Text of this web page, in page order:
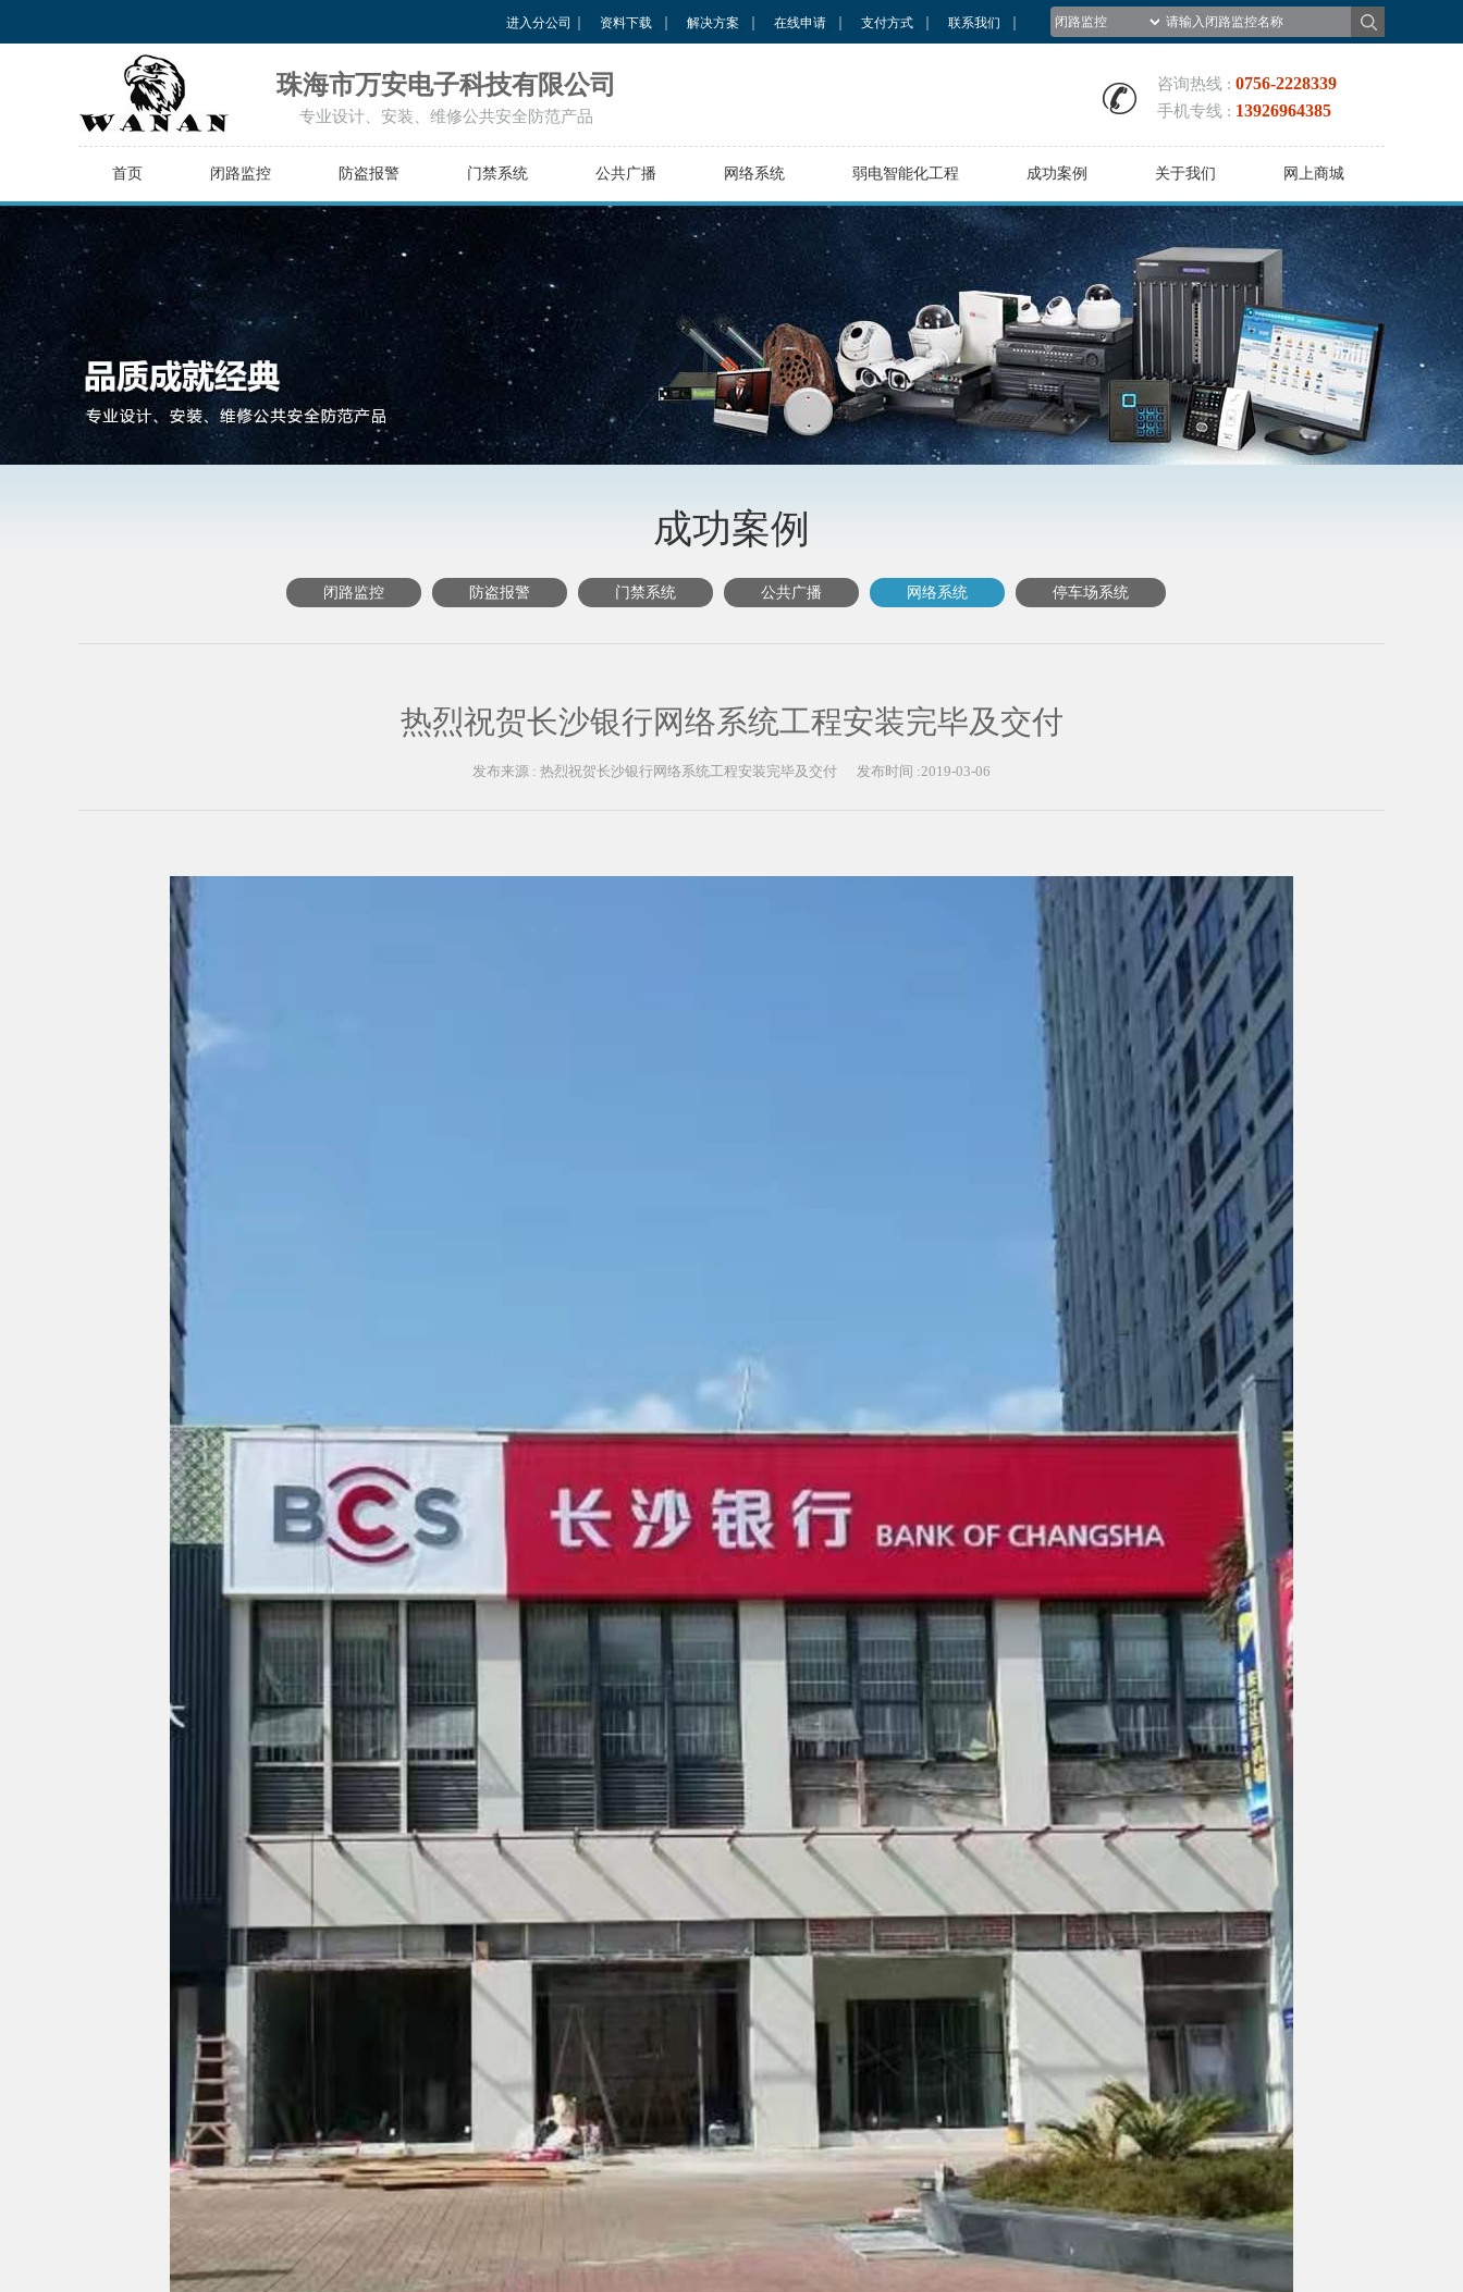
进入分公司 资料下载 解决方案 在线申请 支付方式 联系我们
珠海市万安电子科技有限公司
专业设计、安装、维修公共安全防范产品
咨询热线 : 0756-2228339
手机专线 : 13926964385
首页 闭路监控 防盗报警 门禁系统 公共广播 网络系统 弱电智能化工程 成功案例 关于我们 网上商城
成功案例
闭路监控 防盗报警 门禁系统 公共广播 网络系统 停车场系统
热烈祝贺长沙银行网络系统工程安装完毕及交付
发布来源 : 热烈祝贺长沙银行网络系统工程安装完毕及交付 发布时间 :2019-03-06